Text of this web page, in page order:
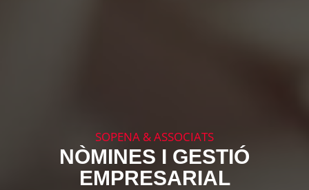
SOPENA & ASSOCIATS
NÒMINES I GESTIÓ
EMPRESARIAL